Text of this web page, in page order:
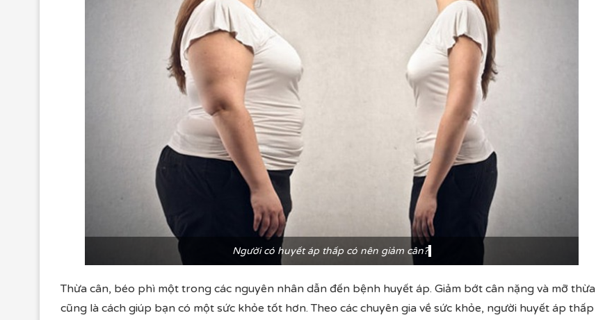
Người có huyết áp thấp có nên giảm cân?
Thừa cân, béo phì một trong các nguyên nhân dẫn đến bệnh huyết áp. Giảm bớt cân nặng và mỡ thừa
cũng là cách giúp bạn có một sức khỏe tốt hơn. Theo các chuyên gia về sức khỏe, người huyết áp thấp